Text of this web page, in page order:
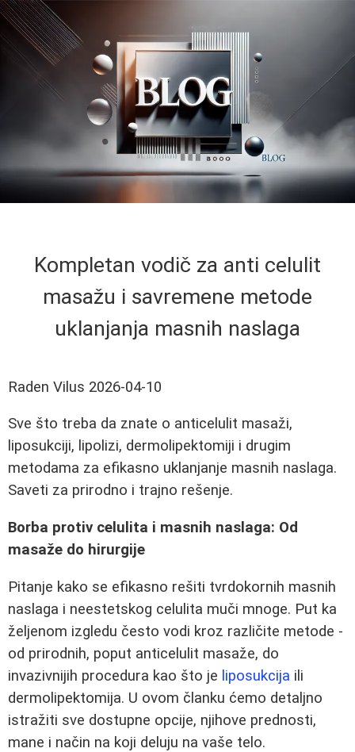
Kompletan vodič za anti celulit
masažu i savremene metode
uklanjanja masnih naslaga
Raden Vilus 2026-04-10
Sve što treba da znate o anticelulit masaži,
liposukciji, lipolizi, dermolipektomiji i drugim
metodama za efikasno uklanjanje masnih naslaga.
Saveti za prirodno i trajno rešenje.
Borba protiv celulita i masnih naslaga: Od
masaže do hirurgije
Pitanje kako se efikasno rešiti tvrdokornih masnih
naslaga i neestetskog celulita muči mnoge. Put ka
željenom izgledu često vodi kroz različite metode -
od prirodnih, poput anticelulit masaže, do
invazivnijih procedura kao što je liposukcija ili
dermolipektomija. U ovom članku ćemo detaljno
istražiti sve dostupne opcije, njihove prednosti,
mane i način na koji deluju na vaše telo.